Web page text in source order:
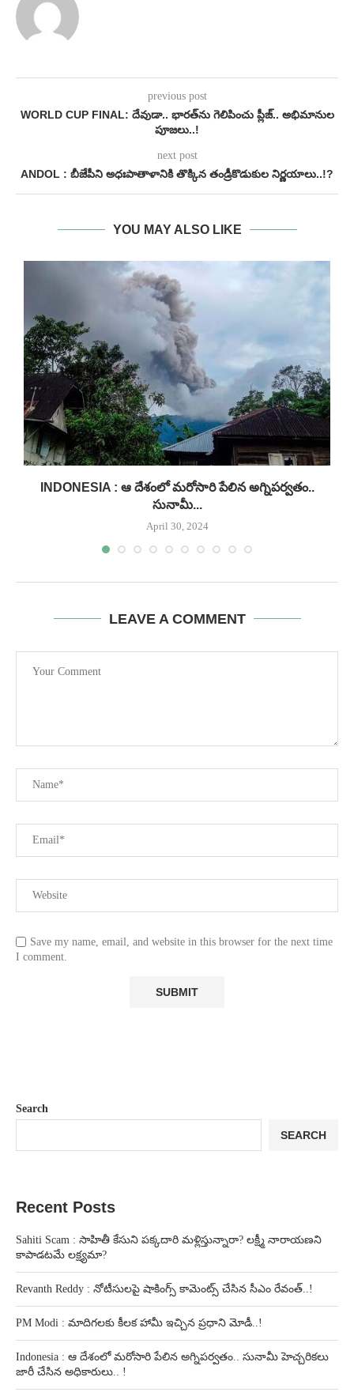
previous post
WORLD CUP FINAL: దేవుడా.. భారత్‌ను గెలిపించు ప్లీజ్.. అభిమానుల
పూజలు..!
next post
ANDOL : బీజేపీని అధఃపాతాళానికి తొక్కిన తండ్రీకొడుకుల నిర్ణయాలు..!?
YOU MAY ALSO LIKE
INDONESIA : ఆ దేశంలో మరోసారి పేలిన అగ్నిపర్వతం..
సునామీ...
April 30, 2024
LEAVE A COMMENT
Save my name, email, and website in this browser for the next time
I comment.
Search
SEARCH
Recent Posts
Sahiti Scam : సాహితీ కేసుని పక్కదారి మళ్లిస్తున్నారా? లక్ష్మీ నారాయణని
కాపాడటమే లక్ష్యమా?
Revanth Reddy : నోటీసులపై షాకింగ్స్ కామెంట్స్ చేసిన సీఎం రేవంత్..!
PM Modi : మాదిగలకు కీలక హామీ ఇచ్చిన ప్రధాని మోడీ..!
Indonesia : ఆ దేశంలో మరోసారి పేలిన అగ్నిపర్వతం.. సునామీ హెచ్చరికలు
జారీ చేసిన అధికారులు.. !